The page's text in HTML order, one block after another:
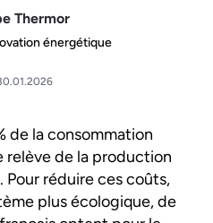
Thermor
énergétique
de la consommation
relève de la production
Pour réduire ces coûts,
plus écologique, de